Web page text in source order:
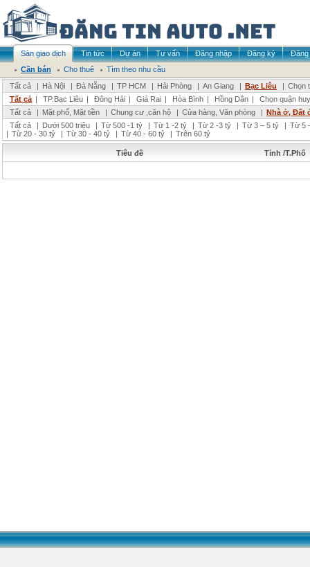
Sàn giao dịch Tin tức Dự án Tư vấn Đăng nhập Đăng ký
Đăng
Cần bán
Cho thuê
Tìm theo nhu cầu
Tất cả
| Hà Nội | Đà Nẵng | TP HCM | Hải Phòng | An Giang | Bạc Liêu | Chọn
Tất cả | TP.Bạc Liêu | Đông Hải | Giá Rai | Hòa Bình | Hồng Dân |
Chọn quận
Tất cả
| Mặt phố, Mặt tiền | Chung cư ,căn hộ | Cửa hàng, Văn phòng | Nhà ở, Đất
Tất cả
| Dưới 500 triệu | Từ 500 -1 tỷ | Từ 1 -2 tỷ | Từ 2 -3 tỷ | Từ 3 – 5 tỷ | Từ 5
| Từ 20 - 30 tỷ | Từ 30 - 40 tỷ | Từ 40 - 60 tỷ | Trên 60 tỷ
Tiêu đề Tỉnh /T.Phố